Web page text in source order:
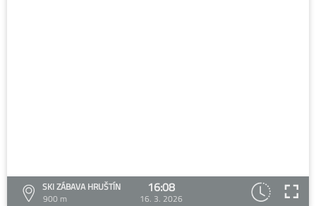
SKI ZÁBAVA HRUŠTÍN
900 m
16:08
16. 3. 2026